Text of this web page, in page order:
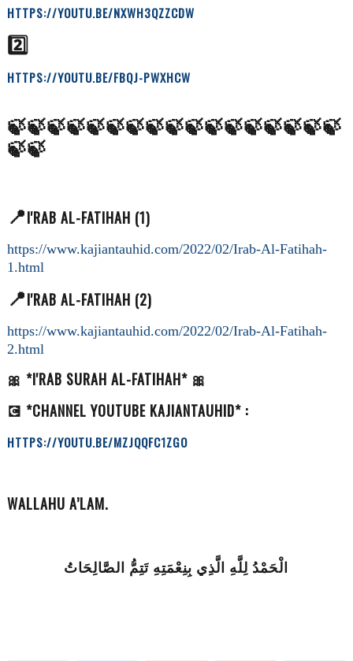
HTTPS://YOUTU.BE/NXWH3QZZCDW
2️⃣
HTTPS://YOUTU.BE/FBQJ-PWXHCW
🍃🍃🍃🍃🍃🍃🍃🍃🍃🍃🍃🍃🍃🍃🍃🍃🍃
🍃🍃
📍I'RAB AL-FATIHAH (1)
https://www.kajiantauhid.com/2022/02/Irab-Al-Fatihah-
1.html
📍I'RAB AL-FATIHAH (2)
https://www.kajiantauhid.com/2022/02/Irab-Al-Fatihah-
2.html
🎀 *I'RAB SURAH AL-FATIHAH* 🎀
💽 *CHANNEL YOUTUBE KAJIANTAUHID* :
HTTPS://YOUTU.BE/MZJQQFC1ZGO
WALLAHU A’LAM.
الْحَمْدُ لِلَّهِ الَّذِي بِنِعْمَتِهِ تَتِمُّ الصَّالِحَاتُ